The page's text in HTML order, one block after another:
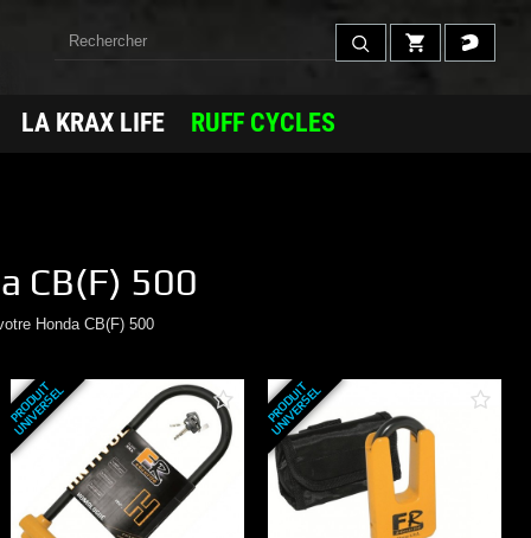
LA KRAX LIFE RUFF CYCLES
CB(F) 500
Honda CB(F) 500
P
R
O
D
U
I
T
U
N
I
V
E
R
S
E
L P
R
O
D
U
I
T
U
N
I
V
E
R
S
E
L